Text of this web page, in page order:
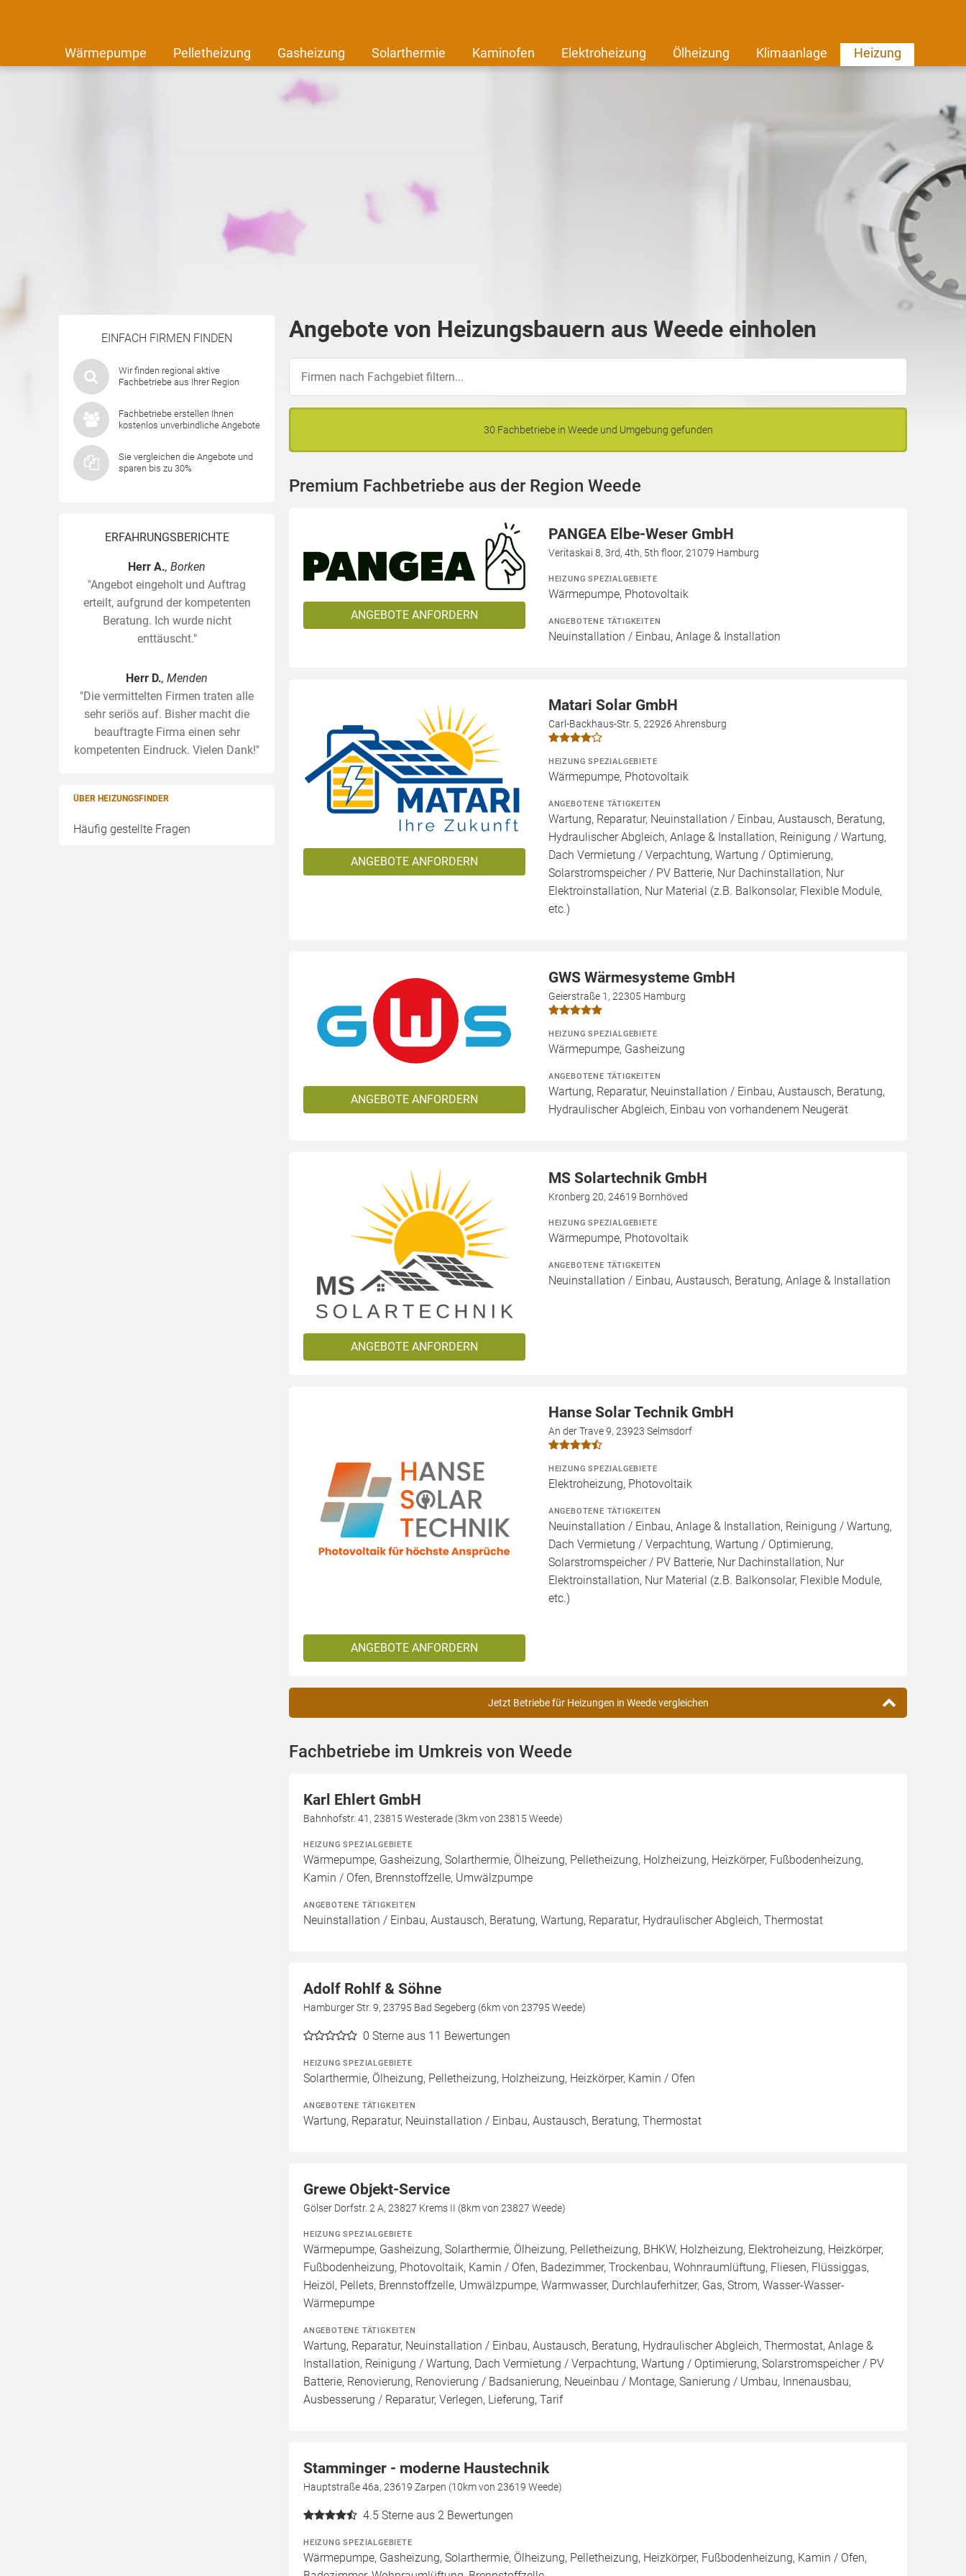
Wärmepumpe Pelletheizung Gasheizung Solarthermie Kaminofen Elektroheizung Ölheizung Klimaanlage Heizung
EINFACH FIRMEN FINDEN
Wir finden regional aktive
Fachbetriebe aus Ihrer Region
Fachbetriebe erstellen Ihnen
kostenlos unverbindliche Angebote
Sie vergleichen die Angebote und
sparen bis zu 30%
ERFAHRUNGSBERICHTE
Herr A., Borken
"Angebot eingeholt und Auftrag
erteilt, aufgrund der kompetenten
Beratung. Ich wurde nicht
enttäuscht."
Herr D., Menden
"Die vermittelten Firmen traten alle
sehr seriös auf. Bisher macht die
beauftragte Firma einen sehr
kompetenten Eindruck. Vielen Dank!"
ÜBER HEIZUNGSFINDER
Häufig gestellte Fragen
Angebote von Heizungsbauern aus Weede einholen
30 Fachbetriebe in Weede und Umgebung gefunden
Premium Fachbetriebe aus der Region Weede
ANGEBOTE ANFORDERN
PANGEA Elbe-Weser GmbH
Veritaskai 8, 3rd, 4th, 5th floor, 21079 Hamburg
HEIZUNG SPEZIALGEBIETE
Wärmepumpe, Photovoltaik
ANGEBOTENE TÄTIGKEITEN
Neuinstallation / Einbau, Anlage & Installation
ANGEBOTE ANFORDERN
Matari Solar GmbH
Carl-Backhaus-Str. 5, 22926 Ahrensburg
HEIZUNG SPEZIALGEBIETE
Wärmepumpe, Photovoltaik
ANGEBOTENE TÄTIGKEITEN
Wartung, Reparatur, Neuinstallation / Einbau, Austausch, Beratung,
Hydraulischer Abgleich, Anlage & Installation, Reinigung / Wartung,
Dach Vermietung / Verpachtung, Wartung / Optimierung,
Solarstromspeicher / PV Batterie, Nur Dachinstallation, Nur
Elektroinstallation, Nur Material (z.B. Balkonsolar, Flexible Module,
etc.)
ANGEBOTE ANFORDERN
GWS Wärmesysteme GmbH
Geierstraße 1, 22305 Hamburg
HEIZUNG SPEZIALGEBIETE
Wärmepumpe, Gasheizung
ANGEBOTENE TÄTIGKEITEN
Wartung, Reparatur, Neuinstallation / Einbau, Austausch, Beratung,
Hydraulischer Abgleich, Einbau von vorhandenem Neugerät
ANGEBOTE ANFORDERN
MS Solartechnik GmbH
Kronberg 20, 24619 Bornhöved
HEIZUNG SPEZIALGEBIETE
Wärmepumpe, Photovoltaik
ANGEBOTENE TÄTIGKEITEN
Neuinstallation / Einbau, Austausch, Beratung, Anlage & Installation
ANGEBOTE ANFORDERN
Hanse Solar Technik GmbH
An der Trave 9, 23923 Selmsdorf
HEIZUNG SPEZIALGEBIETE
Elektroheizung, Photovoltaik
ANGEBOTENE TÄTIGKEITEN
Neuinstallation / Einbau, Anlage & Installation, Reinigung / Wartung,
Dach Vermietung / Verpachtung, Wartung / Optimierung,
Solarstromspeicher / PV Batterie, Nur Dachinstallation, Nur
Elektroinstallation, Nur Material (z.B. Balkonsolar, Flexible Module,
etc.)
Jetzt Betriebe für Heizungen in Weede vergleichen
Fachbetriebe im Umkreis von Weede
Karl Ehlert GmbH
Bahnhofstr. 41, 23815 Westerade (3km von 23815 Weede)
HEIZUNG SPEZIALGEBIETE
Wärmepumpe, Gasheizung, Solarthermie, Ölheizung, Pelletheizung, Holzheizung, Heizkörper, Fußbodenheizung,
Kamin / Ofen, Brennstoffzelle, Umwälzpumpe
ANGEBOTENE TÄTIGKEITEN
Neuinstallation / Einbau, Austausch, Beratung, Wartung, Reparatur, Hydraulischer Abgleich, Thermostat
Adolf Rohlf & Söhne
Hamburger Str. 9, 23795 Bad Segeberg (6km von 23795 Weede)
0 Sterne aus 11 Bewertungen
HEIZUNG SPEZIALGEBIETE
Solarthermie, Ölheizung, Pelletheizung, Holzheizung, Heizkörper, Kamin / Ofen
ANGEBOTENE TÄTIGKEITEN
Wartung, Reparatur, Neuinstallation / Einbau, Austausch, Beratung, Thermostat
Grewe Objekt-Service
Gölser Dorfstr. 2 A, 23827 Krems II (8km von 23827 Weede)
HEIZUNG SPEZIALGEBIETE
Wärmepumpe, Gasheizung, Solarthermie, Ölheizung, Pelletheizung, BHKW, Holzheizung, Elektroheizung, Heizkörper,
Fußbodenheizung, Photovoltaik, Kamin / Ofen, Badezimmer, Trockenbau, Wohnraumlüftung, Fliesen, Flüssiggas,
Heizöl, Pellets, Brennstoffzelle, Umwälzpumpe, Warmwasser, Durchlauferhitzer, Gas, Strom, Wasser-Wasser-
Wärmepumpe
ANGEBOTENE TÄTIGKEITEN
Wartung, Reparatur, Neuinstallation / Einbau, Austausch, Beratung, Hydraulischer Abgleich, Thermostat, Anlage &
Installation, Reinigung / Wartung, Dach Vermietung / Verpachtung, Wartung / Optimierung, Solarstromspeicher / PV
Batterie, Renovierung, Renovierung / Badsanierung, Neueinbau / Montage, Sanierung / Umbau, Innenausbau,
Ausbesserung / Reparatur, Verlegen, Lieferung, Tarif
Stamminger - moderne Haustechnik
Hauptstraße 46a, 23619 Zarpen (10km von 23619 Weede)
4.5 Sterne aus 2 Bewertungen
HEIZUNG SPEZIALGEBIETE
Wärmepumpe, Gasheizung, Solarthermie, Ölheizung, Pelletheizung, Heizkörper, Fußbodenheizung, Kamin / Ofen,